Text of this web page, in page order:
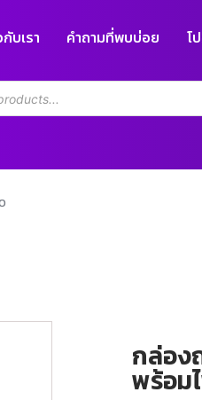
บเรา คำถามที่พบบ่อย โ
กล่อง
พร้อม